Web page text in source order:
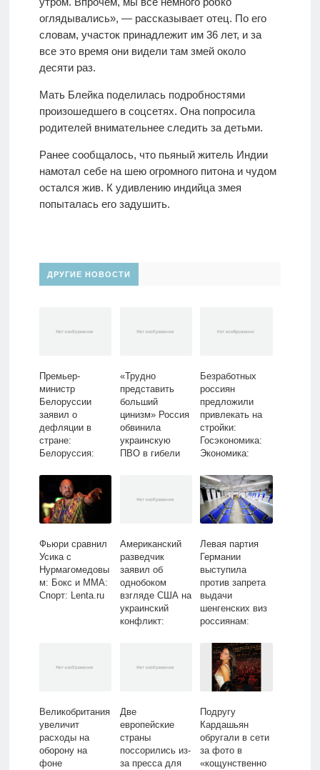
оглядывались», — рассказывает отец. По его
словам, участок принадлежит им 36 лет, и за
все это время они видели там змей около
десяти раз.
Мать Блейка поделилась подробностями
произошедшего в соцсетях. Она попросила
родителей внимательнее следить за детьми.
Ранее сообщалось, что пьяный житель Индии
намотал себе на шею огромного питона и чудом
остался жив. К удивлению индийца змея
попыталась его задушить.
ДРУГИЕ НОВОСТИ
Премьер-
министр
Белоруссии
заявил о
дефляции в
стране:
Белоруссия:
Lenta.ru
«Трудно
представить
больший
цинизм» Россия
обвинила
украинскую
ПВО в гибели
удара:
Безработных
россиян
предложили
привлекать на
стройки:
Госэкономика:
Экономика:
Фьюри сравнил
Усика с
Нурмагомедовы
м: Бокс и ММА:
Спорт: Lenta.ru
Американский
разведчик
заявил об
однобоком
взгляде США на
украинский
конфликт:
Левая партия
Германии
выступила
против запрета
выдачи
шенгенских виз
россиянам:
Lenta.ru
Великобритания
увеличит
расходы на
оборону на
фоне
Две
европейские
страны
поссорились из-
за пресса для
Подругу
Кардашьян
обругали в сети
за фото в
«кощунственно